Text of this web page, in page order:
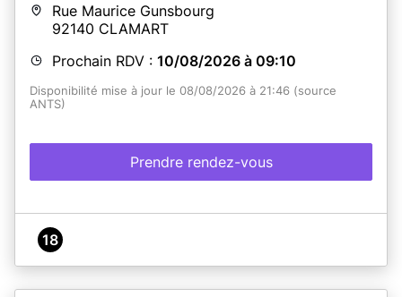
Rue Maurice Gunsbourg
92140 CLAMART
Prochain RDV : 10/08/2026 à 09:10
Disponibilité mise à jour le 08/08/2026 à 21:46 (source
ANTS)
Prendre rendez-vous
18